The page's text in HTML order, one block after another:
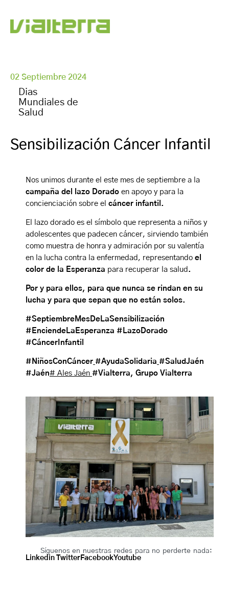
Dias
Mundiales de
Salud
02 Septiembre 2024
Sensibilización Cáncer Infantil
Nos unimos durante el este mes de septiembre a la
campaña del lazo Dorado en apoyo y para la
concienciación sobre el cáncer infantil.
El lazo dorado es el símbolo que representa a niños y
adolescentes que padecen cáncer, sirviendo también
como muestra de honra y admiración por su valentía
en la lucha contra la enfermedad, representando el
color de la Esperanza para recuperar la salud .
Por y para ellos, para que nunca se rindan en su
lucha y para que sepan que no están solos.
#SeptiembreMesDeLaSensibilización
#EnciendeLaEsperanza #LazoDorado
#CáncerInfantil
#NiñosConCáncer #AyudaSolidaria #SaludJaén
#Jaén# Ales Jaén #Vialterra, Grupo Vialterra
Síguenos en nuestras redes para no perderte nada:
Linkedin
Twitter FacebookYoutube